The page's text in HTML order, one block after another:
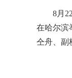
8月22
在哈尔滨
仝舟、副